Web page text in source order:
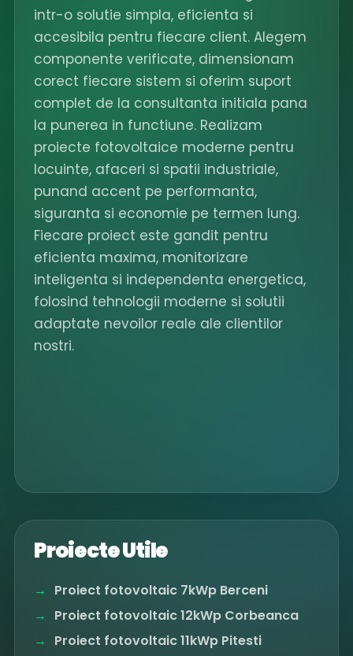
intr-o solutie simpla, eficienta si
accesibila pentru fiecare client. Alegem
componente verificate, dimensionam
corect fiecare sistem si oferim suport
complet de la consultanta initiala pana
la punerea in functiune. Realizam
proiecte fotovoltaice moderne pentru
locuinte, afaceri si spatii industriale,
punand accent pe performanta,
siguranta si economie pe termen lung.
Fiecare proiect este gandit pentru
eficienta maxima, monitorizare
inteligenta si independenta energetica,
folosind tehnologii moderne si solutii
adaptate nevoilor reale ale clientilor
nostri.
Proiecte Utile
Proiect fotovoltaic 7kWp Berceni
Proiect fotovoltaic 12kWp Corbeanca
Proiect fotovoltaic 11kWp Pitesti